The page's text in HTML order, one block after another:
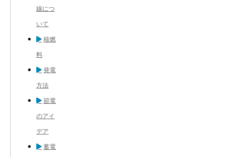
線につ
いて
核燃
料
発電
方法
節電
のアイ
デア
蓄電